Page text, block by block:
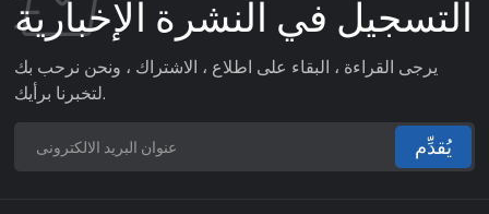
التسجيل في النشرة الإخبارية
يرجى القراءة ، البقاء على اطلاع ، الاشتراك ، ونحن نرحب بك
لتخبرنا برأيك.
يُقدِّم